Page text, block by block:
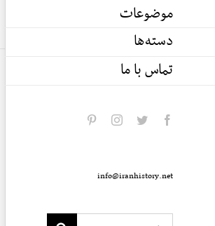
موضوعات
دسته‌ها
تماس با ما
facebook
twitter
instagram
info@iranhistory.net